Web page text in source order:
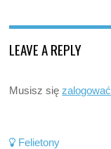
LEAVE A REPLY
Musisz sięzalogować
Felietony